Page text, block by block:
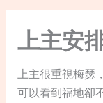
上主安
上主很重視梅瑟
可以看到福地卻